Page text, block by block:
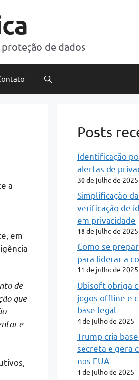
de dados
a
em
de
que
e
Posts
Identificação
alertas de
30 de julho de 2025
Simplificação
verificação de
em privacidade
18 de julho de 2025
Como se
para liderar a
11 de julho de 2025
Ubisoft obriga
jogos offline e
base legal
4 de julho de 2025
Trump cria
secreta e gera
nos EUA
1 de julho de 2025